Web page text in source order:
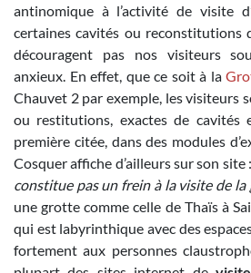
antinomique à l’activité de visite
certaines cavités ou reconstitutions
découragent pas nos visiteurs
anxieux. En effet, que ce soit à la
Chauvet 2 par exemple, les visiteurs
ou restitutions, exactes de
première citée, dans des modules
Cosquer affiche d’ailleurs sur son site :
constitue pas un frein à la visite de la
une grotte comme celle de Thaïs à
qui est labyrinthique avec des
fortement aux personnes